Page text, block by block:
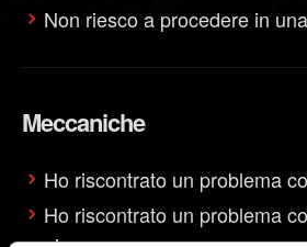
Non riesco a procedere in
Meccaniche
Ho riscontrato un problema
Ho riscontrato un problema